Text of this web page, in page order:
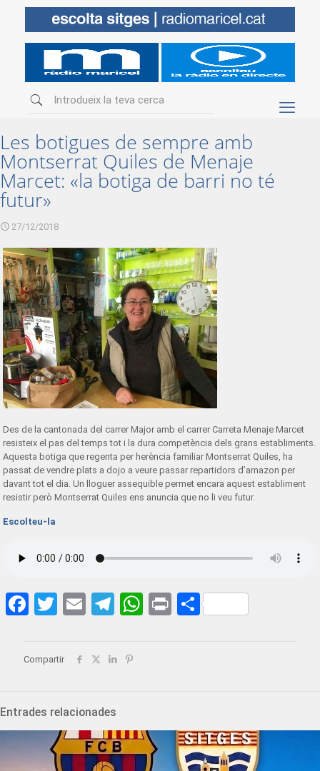
Les botigues de sempre amb
Montserrat Quiles de Menaje
Marcet: «la botiga de barri no té
futur»
27/12/2018
Des de la cantonada del carrer Major amb el carrer Carreta Menaje Marcet
resisteix el pas del temps tot i la dura competència dels grans establiments.
Aquesta botiga que regenta per herència familiar Montserrat Quiles, ha
passat de vendre plats a dojo a veure passar repartidors d’amazon per
davant tot el dia. Un lloguer assequible permet encara aquest establiment
resistir però Montserrat Quiles ens anuncia que no li veu futur.
Escolteu-la
Facebook
Twitter
EmailTelegram
WhatsApp
PrintShare
Compartir
Entrades relacionades